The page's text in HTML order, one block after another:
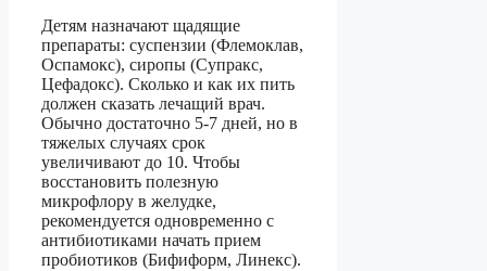
Детям назначают щадящие
препараты: суспензии (Флемоклав,
Оспамокс), сиропы (Супракс,
Цефадокс). Сколько и как их пить
должен сказать лечащий врач.
Обычно достаточно 5-7 дней, но в
тяжелых случаях срок
увеличивают до 10. Чтобы
восстановить полезную
микрофлору в желудке,
рекомендуется одновременно с
антибиотиками начать прием
пробиотиков (Бифиформ, Линекс).